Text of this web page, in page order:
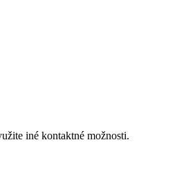
iné kontaktné možnosti.